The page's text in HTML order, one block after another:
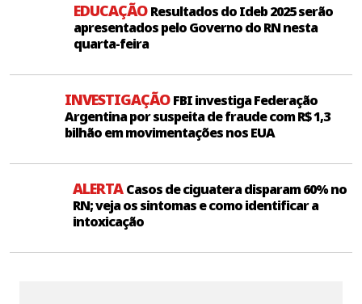
EDUCAÇÃOResultados do Ideb 2025 serão
apresentados pelo Governo do RN nesta
quarta-feira
INVESTIGAÇÃOFBI investiga Federação
Argentina por suspeita de fraude com R$ 1,3
bilhão em movimentações nos EUA
ALERTACasos de ciguatera disparam 60% no
RN; veja os sintomas e como identificar a
intoxicação